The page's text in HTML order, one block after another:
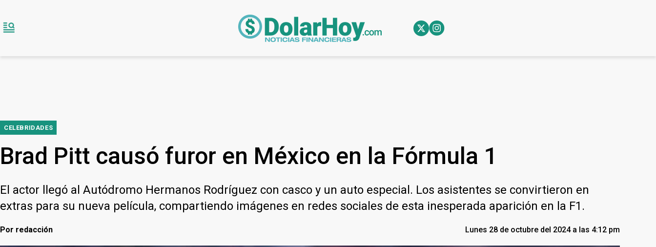
CELEBRIDADES
Brad Pitt causó furor en México en la Fórmula 1
El actor llegó al Autódromo Hermanos Rodríguez con casco y un auto especial. Los asistentes se convirtieron en
extras para su nueva película, compartiendo imágenes en redes sociales de esta inesperada aparición en la F1.
Por redacción Lunes 28 de octubre del 2024 a las 4:12 pm